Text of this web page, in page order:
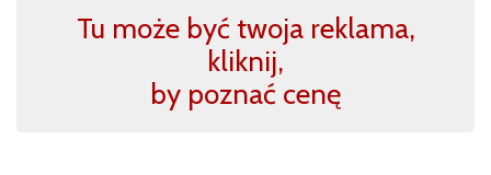
Tu może być twoja reklama,
kliknij,
by poznać cenę